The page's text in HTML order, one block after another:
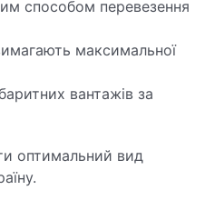
способом перевезення
максимальної
вантажів за
оптимальний вид